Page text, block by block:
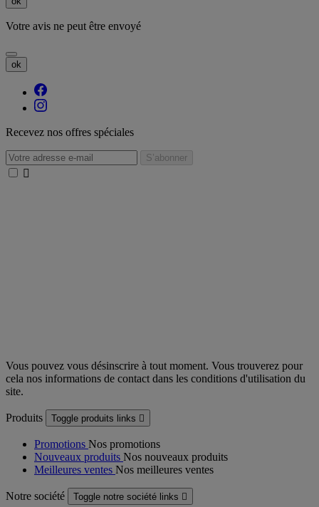
Votre avis ne peut être envoyé
ok
Recevez nos offres spéciales

Vous pouvez vous désinscrire à tout moment. Vous trouverez pour
cela nos informations de contact dans les conditions d'utilisation du
site.
Produits Toggle produits links 
Promotions Nos promotions
Nouveaux produits Nos nouveaux produits
Meilleures ventes Nos meilleures ventes
Notre société Toggle notre société links 